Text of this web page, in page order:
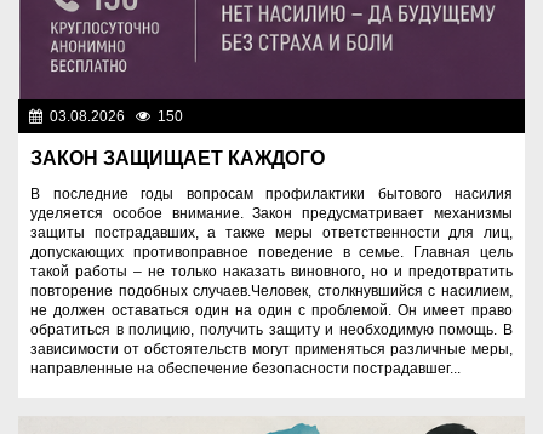
03.08.2026 150
ЗАКОН ЗАЩИЩАЕТ КАЖДОГО
В последние годы вопросам профилактики бытового насилия
уделяется особое внимание. Закон предусматривает механизмы
защиты пострадавших, а также меры ответственности для лиц,
допускающих противоправное поведение в семье. Главная цель
такой работы – не только наказать виновного, но и предотвратить
повторение подобных случаев.Человек, столкнувшийся с насилием,
не должен оставаться один на один с проблемой. Он имеет право
обратиться в полицию, получить защиту и необходимую помощь. В
зависимости от обстоятельств могут применяться различные меры,
направленные на обеспечение безопасности пострадавшег...